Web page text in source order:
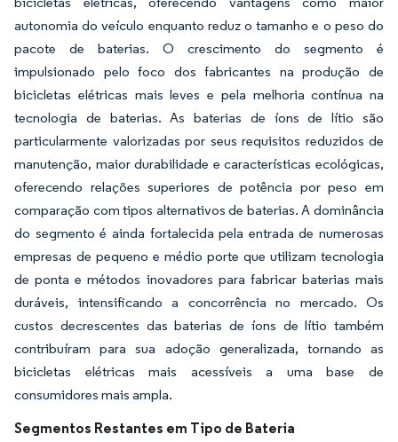
autonomia do veículo enquanto reduz o tamanho e o peso do
pacote de baterias. O crescimento do segmento é
impulsionado pelo foco dos fabricantes na produção de
bicicletas elétricas mais leves e pela melhoria contínua na
tecnologia de baterias. As baterias de íons de lítio são
particularmente valorizadas por seus requisitos reduzidos de
manutenção, maior durabilidade e características ecológicas,
oferecendo relações superiores de potência por peso em
comparação com tipos alternativos de baterias. A dominância
do segmento é ainda fortalecida pela entrada de numerosas
empresas de pequeno e médio porte que utilizam tecnologia
de ponta e métodos inovadores para fabricar baterias mais
duráveis, intensificando a concorrência no mercado. Os
custos decrescentes das baterias de íons de lítio também
contribuíram para sua adoção generalizada, tornando as
bicicletas elétricas mais acessíveis a uma base de
consumidores mais ampla.
Segmentos Restantes em Tipo de Bateria